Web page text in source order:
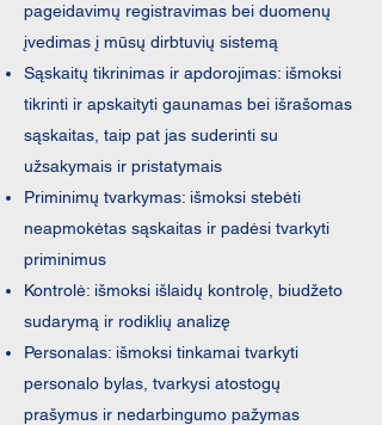
pageidavimų registravimas bei duomenų
įvedimas į mūsų dirbtuvių sistemą
Sąskaitų tikrinimas ir apdorojimas: išmoksi
tikrinti ir apskaityti gaunamas bei išrašomas
sąskaitas, taip pat jas suderinti su
užsakymais ir pristatymais
Priminimų tvarkymas: išmoksi stebėti
neapmokėtas sąskaitas ir padėsi tvarkyti
priminimus
Kontrolė: išmoksi išlaidų kontrolę, biudžeto
sudarymą ir rodiklių analizę
Personalas: išmoksi tinkamai tvarkyti
personalo bylas, tvarkysi atostogų
prašymus ir nedarbingumo pažymas